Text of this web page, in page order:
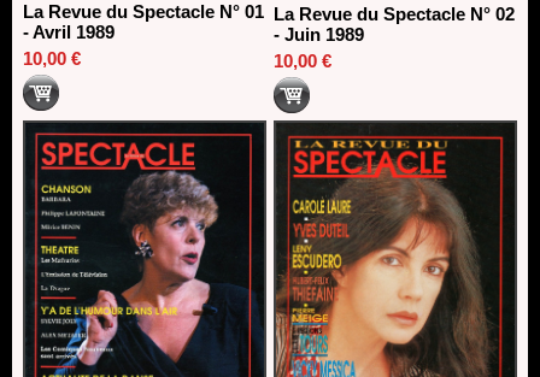
La Revue du Spectacle N° 01
- Avril 1989
10,00 €
La Revue du Spectacle N° 02
- Juin 1989
10,00 €